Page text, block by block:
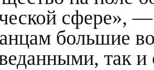
сфере», —
большие
так